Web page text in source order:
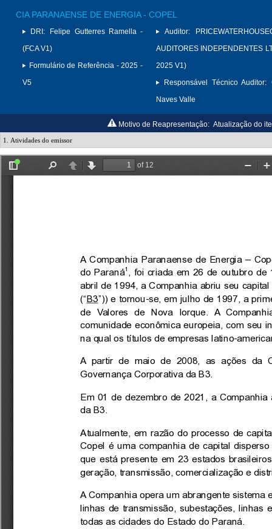
CIA PARANAENSE DE ENERGIA - COPEL
DRI:
Felipe Gutterres Ramella -
(FCA V1)
Formulário de Referência - 2025 -
V5
Auditor:
AUDITORES INDEPENDENTES
2025 V1)
Responsável Técnico Auditor:
Naves Valle
Motivo de Reapresentação: Atualização do